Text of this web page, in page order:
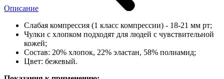
Описание
Слабая компрессия (1 класс компрессии) - 18-21 мм рт;
Чулки с хлопком подходят для людей с чувствительной
кожей;
Состав: 20% хлопок, 22% эластан, 58% полиамид;
Цвет: бежевый.